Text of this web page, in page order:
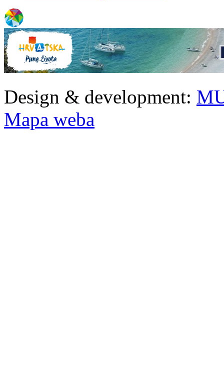
Design & development:
Mapa weba